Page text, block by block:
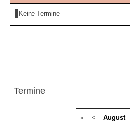
Keine Termine
Termine
« <
August